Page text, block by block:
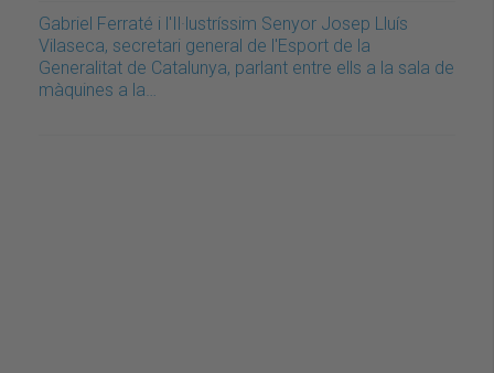
Gabriel Ferraté i l'Il·lustríssim Senyor Josep Lluís
Vilaseca, secretari general de l'Esport de la
Generalitat de Catalunya, parlant entre ells a la sala de
màquines a la…